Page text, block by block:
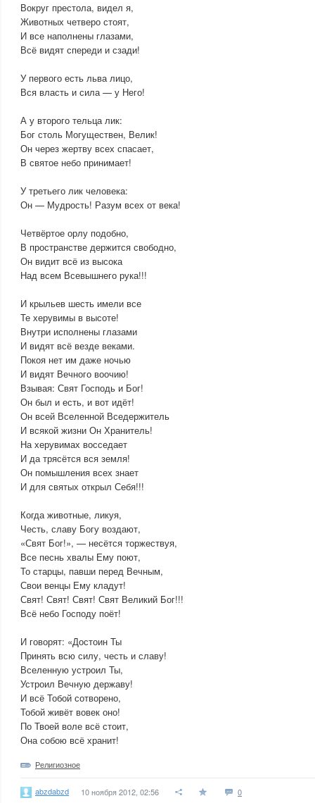
Вокруг престола, видел я,
Животных четверо стоят,
И все наполнены глазами,
Всё видят спереди и сзади!
У первого есть льва лицо,
Вся власть и сила — у Него!
А у второго тельца лик:
Бог столь Могуществен, Велик!
Он через жертву всех спасает,
В святое небо принимает!
У третьего лик человека:
Он — Мудрость! Разум всех от века!
Четвёртое орлу подобно,
В пространстве держится свободно,
Он видит всё из высока
Над всем Всевышнего рука!!!
И крыльев шесть имели все
Те херувимы в высоте!
Внутри исполнены глазами
И видят всё везде веками.
Покоя нет им даже ночью
И видят Вечного воочию!
Взывая: Свят Господь и Бог!
Он был и есть, и вот идёт!
Он всей Вселенной Вседержитель
И всякой жизни Он Хранитель!
На херувимах восседает
И да трясётся вся земля!
Он помышления всех знает
И для святых открыл Себя!!!
Когда животные, ликуя,
Честь, славу Богу воздают,
«Свят Бог!», — несётся торжествуя,
Все песнь хвалы Ему поют,
То старцы, павши перед Вечным,
Свои венцы Ему кладут!
Свят! Свят! Свят! Свят Великий Бог!!!
Всё небо Господу поёт!
И говорят: «Достоин Ты
Принять всю силу, честь и славу!
Вселенную устроил Ты,
Устроил Вечную державу!
И всё Тобой сотворено,
Тобой живёт вовек оно!
По Твоей воле всё стоит,
Она собою всё хранит!
Религиозное
abzdabzd 10 ноября 2012, 02:56 0